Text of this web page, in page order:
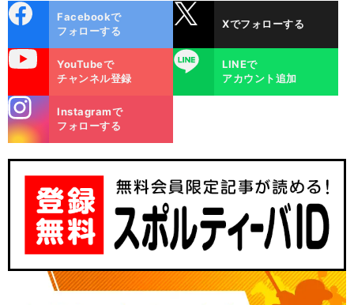
へ
ok
Facebookで
フォローする
Xでフォローする
YouTubeで
チャンネル登録
LINE
LINEで
アカウント追加
m
Instagramで
フォローする